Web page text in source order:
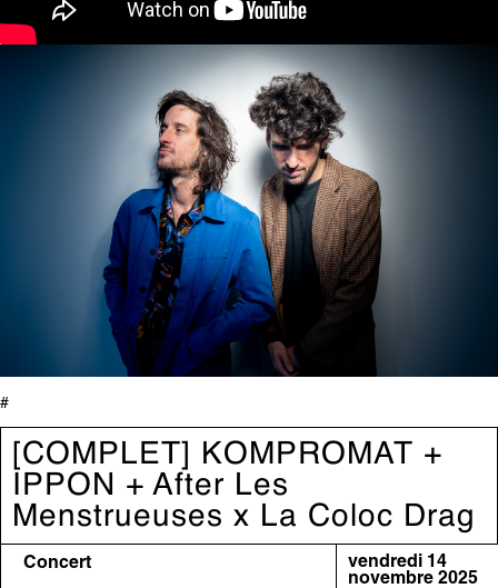
#
[COMPLET] KOMPROMAT +
IPPON + After Les
Menstrueuses x La Coloc Drag
Concert
vendredi 14
novembre 2025